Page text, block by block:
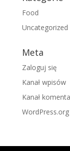
Food
Uncategorized
Meta
Zaloguj się
Kanał wpisów
Kanał
WordPress.org